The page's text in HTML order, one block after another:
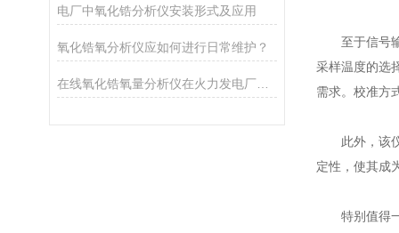
电厂中氧化锆分析仪安装形式及应用
氧化锆氧分析仪应如何进行日常维护？
在线氧化锆氧量分析仪在火力发电厂的应用
至于信号
采样温度的选
需求。校准方
此外，该
定性，使其成
特别值得